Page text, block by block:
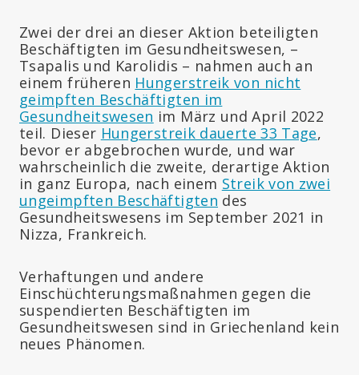
Zwei der drei an dieser Aktion beteiligten
Beschäftigten im Gesundheitswesen, –
Tsapalis und Karolidis – nahmen auch an
einem früheren Hungerstreik von nicht
geimpften Beschäftigten im
Gesundheitswesen im März und April 2022
teil. Dieser Hungerstreik dauerte 33 Tage,
bevor er abgebrochen wurde, und war
wahrscheinlich die zweite, derartige Aktion
in ganz Europa, nach einem Streik von zwei
ungeimpften Beschäftigten des
Gesundheitswesens im September 2021 in
Nizza, Frankreich.
Verhaftungen und andere
Einschüchterungsmaßnahmen gegen die
suspendierten Beschäftigten im
Gesundheitswesen sind in Griechenland kein
neues Phänomen.